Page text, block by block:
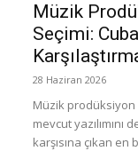
Müzik
Seçimi:
28 Haziran 2026
Müzik prodüksiyon
mevcut
karşısına çıkan